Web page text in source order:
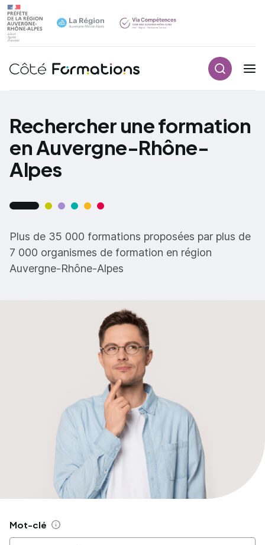
Navigation principale
Rechercher une formation
en Auvergne-Rhône-
Alpes
Plus de 35 000 formations proposées par plus de
7 000 organismes de formation en région
Auvergne-Rhône-Alpes
Mot-clé Aide